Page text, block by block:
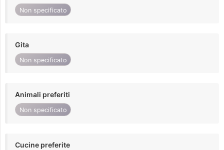
Non specificato
Gita
Non specificato
Animali preferiti
Non specificato
Cucine preferite